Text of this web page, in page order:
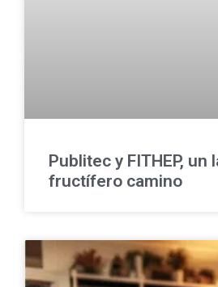
Publitec y FITHEP, un
fructífero camino